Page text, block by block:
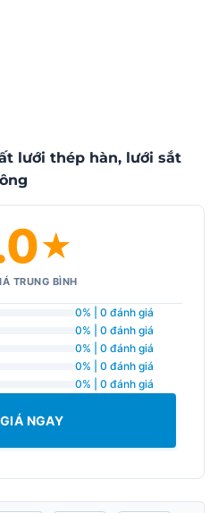
lưới thép hàn, lưới sắt
★
TRUNG BÌNH
0% | 0 đánh giá
0% | 0 đánh giá
0% | 0 đánh giá
0% | 0 đánh giá
0% | 0 đánh giá
NGAY